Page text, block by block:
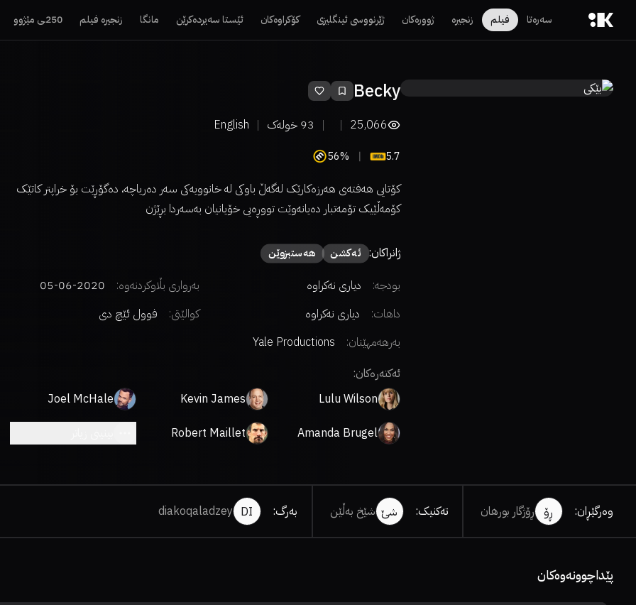
سەرەتا فیلم زنجیرە ژوورەکان ژێرنووسی ئینگلیزی کۆکراوەکان ئێستا سەیردەکرێن مانگا زنجیرە فیلم 250ـی مێژوو
Becky
25,066
93 خولەک English
5.7
56%
کۆتایی هەفتەی هەرزەکارێک لەگەڵ باوکی لە خانوویەکی سەر دەریاچە، دەگۆڕێت بۆ خراپتر کاتێک
کۆمەڵێیک تۆمەتبار دەیانەوێت تووڕەیی خۆیانیان بەسەردا بڕێژن
ژانراکان: ئەكشن هەستبزوێن
بودجە: دیاری نەکراوە بەرواری بڵاوکردنەوە:
2020-06-05
داهات:
دیاری نەکراوە کوالێتی:
فوول ئێچ دی
بەرهەمهێنان:
Yale Productions
ئەکتەرەکان:
Lulu Wilson
Kevin James
Joel McHale
Amanda Brugel
Robert Maillet
وەرگێڕان: ڕۆ ڕۆژگار بورهان تەکنیک: شێ شێخ بەڵێن بەرگ:
DI
diakoqaladzey
پێداچوونەوەکان